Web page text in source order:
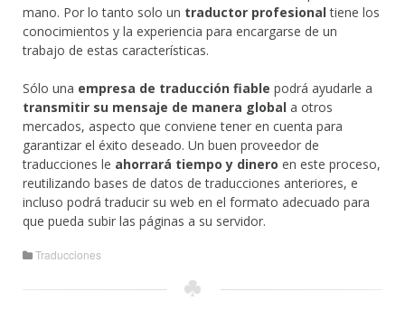
mano. Por lo tanto solo un traductor profesionaltiene los
conocimientos y la experiencia para encargarse de un
trabajo de estas características.
Sólo una empresa de traducción fiable podrá ayudarle a
transmitir su mensaje de manera global a otros
mercados, aspecto que conviene tener en cuenta para
garantizar el éxito deseado. Un buen proveedor de
traducciones le ahorrará tiempo y dinero en este proceso,
reutilizando bases de datos de traducciones anteriores, e
incluso podrá traducir su web en el formato adecuado para
que pueda subir las páginas a su servidor.
Traducciones